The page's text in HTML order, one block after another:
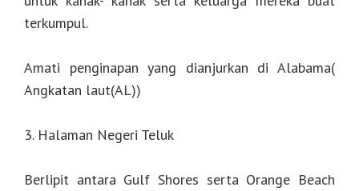
terkumpul.
Amati penginapan yang dianjurkan di Alabama(
Angkatan laut(AL))
3. Halaman Negeri Teluk
Berlipit antara Gulf Shores serta Orange Beach